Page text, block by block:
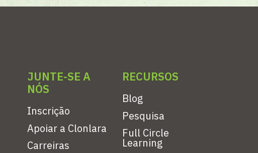
JUNTE-SE A
NÓS
Inscrição
Apoiar a Clonlara
Carreiras
RECURSOS
Blog
Pesquisa
Full Circle
Learning